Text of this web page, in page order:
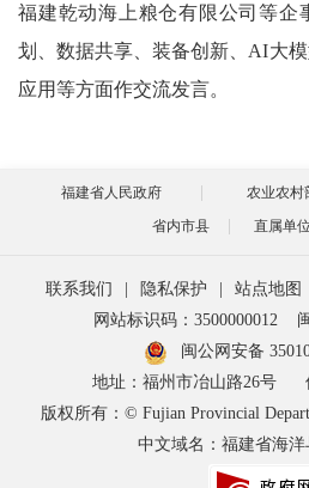
福建乾动海上粮仓有限公司等企
划、数据共享、装备创新、AI大
应用等方面作交流发言。
福建省人民政府 农业农村
省内市县
直属单位
联系我们 隐私保护 站点地图
网站标识码：3500000012
闽公网安备
地址：福州市冶山路26号
版权所有：© Fujian Provincial
中文域名：福建省海